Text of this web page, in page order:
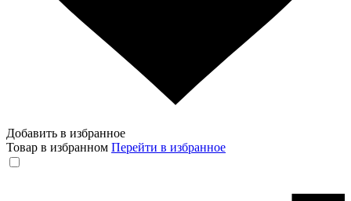
Добавить в избранное
Товар в избранном Перейти в избранное